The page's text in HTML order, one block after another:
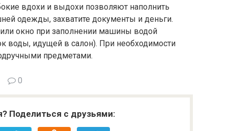
вдохи и выдохи позволяют наполнить
одежды, захватите документы и деньги.
окно при заполнении машины водой
воды, идущей в салон). При необходимости
предметами.
0
Поделиться с друзьями: